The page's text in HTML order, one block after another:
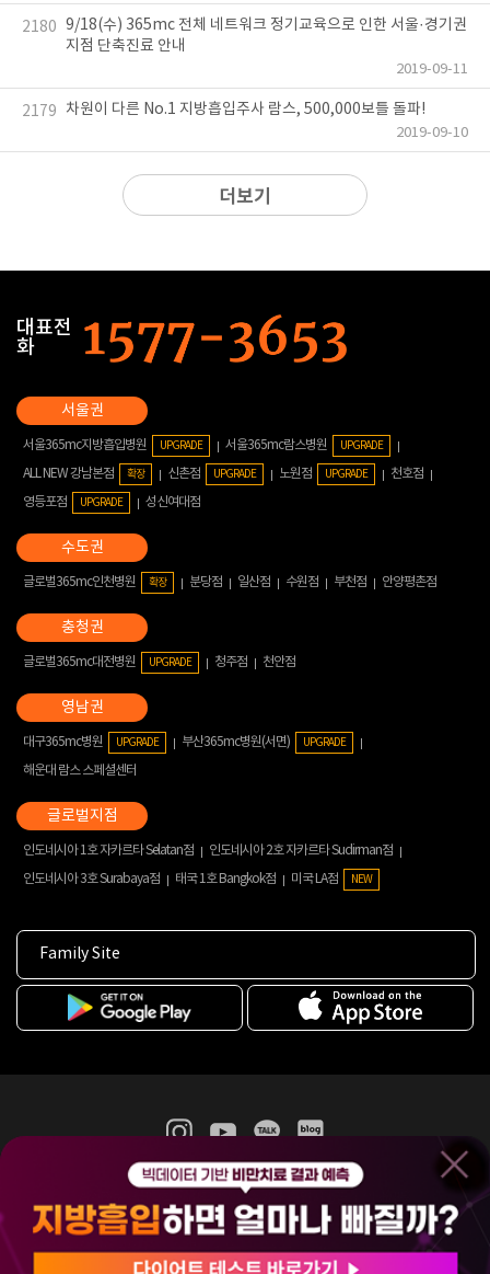
2180 9/18(수) 365mc 전체 네트워크 정기교육으로 인한 서울·경기권
지점 단축진료 안내
2019-09-11
2179 차원이 다른 No.1 지방흡입주사 람스, 500,000보틀 돌파!
2019-09-10
더보기
대표전
화
서울365mc지방흡입병원 UPGRADE 서울365mc람스병원 UPGRADE
ALL NEW 강남본점 확장 신촌점 UPGRADE 노원점 UPGRADE
천호점
영등포점
UPGRADE 성신여대점
글로벌365mc인천병원 확장 분당점 일산점 수원점 부천점 안양평촌점
글로벌365mc대전병원 UPGRADE 청주점 천안점
대구365mc병원 UPGRADE 부산365mc병원(서면) UPGRADE
해운대 람스 스페셜센터
인도네시아 1호 자카르타 Selatan점
인도네시아 2호 자카르타 Sudirman점
인도네시아 3호 Surabaya점
태국 1호 Bangkok점 미국 LA점 NEW
Family Site
365mc 병·의원 이용약관
홈페이지 이용약관
비급여진료수가
(주)365mcㅣ서울특별시 서초구 서초대로52길 7, 3~4층(서초동, 제일빌딩)
120-87-04354ㅣ김남철